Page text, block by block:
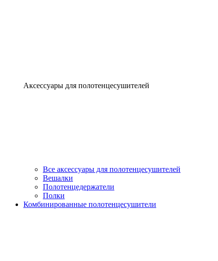
Аксессуары для полотенцесушителей
Все аксессуары для полотенцесушителей
Вешалки
Полотенцедержатели
Полки
Комбинированные полотенцесушители